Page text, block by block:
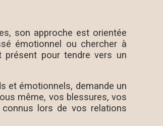
son approche est orientée
émotionnel ou chercher à
présent pour tendre vers un
et émotionnels, demande un
même, vos blessures, vos
lors de vos relations